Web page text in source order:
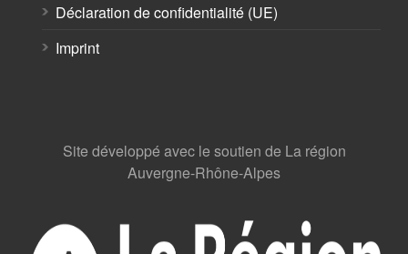
Déclaration de confidentialité (UE)
Imprint
Site développé avec le soutien de La région
Auvergne-Rhône-Alpes